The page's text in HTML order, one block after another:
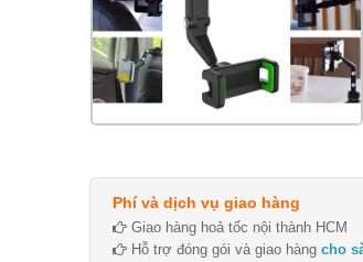
Phí và dịch vụ giao hàng
Giao hàng hoả tốc nội thành HCM
Hỗ trợ đóng gói và giao hàng cho